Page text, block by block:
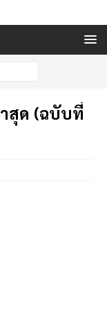
สุด (ฉบับที่